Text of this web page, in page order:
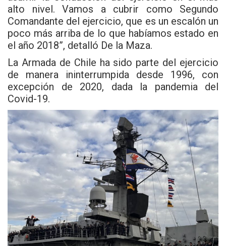
alto nivel. Vamos a cubrir como Segundo
Comandante del ejercicio, que es un escalón un
poco más arriba de lo que habíamos estado en
el año 2018”, detalló De la Maza.
La Armada de Chile ha sido parte del ejercicio
de manera ininterrumpida desde 1996, con
excepción de 2020, dada la pandemia del
Covid-19.